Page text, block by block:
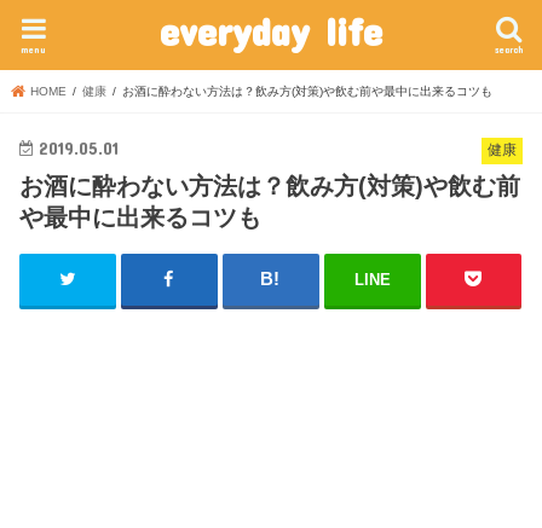
everyday life search
menu
HOME 健康 お酒に酔わない方法は？飲み方(対策)や飲む前や最中に出来るコツも
健康
2019.05.01
お酒に酔わない方法は？飲み方(対策)や飲む前
や最中に出来るコツも
LINE